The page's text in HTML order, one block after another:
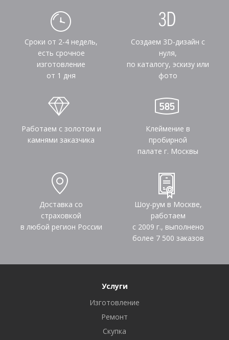
Сроки от 2-4 недель,
есть срочное
изготовление
от 1 дня
Создаем 3D-дизайн с
нуля,
по каталогу, эскизу или
фото
Работаем с золотом и
камнями заказчика
Клеймение в
пробирной
палате г. Москвы
Доставка со
страховкой
в любой регион России
Шоу-рум в Москве,
работаем
с 2009 г., выполнено
более 7 500 заказов
Услуги
Изготовление
Ремонт
Скупка